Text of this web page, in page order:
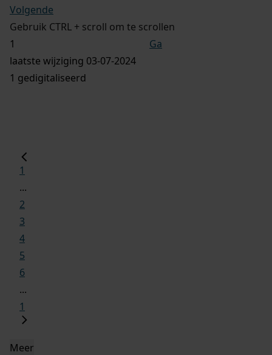
Volgende
Gebruik CTRL + scroll om te scrollen
Ga
laatste wijziging 03-07-2024
1 gedigitaliseerd
1
...
2
3
4
5
6
...
1
Meer